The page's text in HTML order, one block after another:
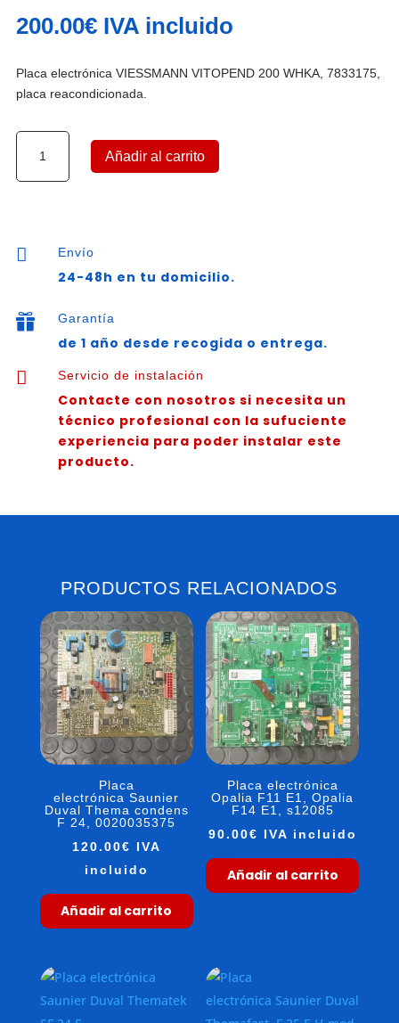
200.00€ IVA incluido
Placa electrónica VIESSMANN VITOPEND 200 WHKA, 7833175,
placa reacondicionada.
Placa
electrónica
VIESSMANN
7833175
cantidad
Añadir al carrito
 Envío
24-48h en tu domicilio.
 Garantía
de 1 año desde recogida o entrega.
 Servicio de instalación
Contacte con nosotros si necesita un
técnico profesional con la sufuciente
experiencia para poder instalar este
producto.
PRODUCTOS RELACIONADOS
Placa
electrónica Saunier
Duval Thema condens
F 24, 0020035375
120.00€ IVA
incluido
Añadir al carrito
Placa electrónica
Opalia F11 E1, Opalia
F14 E1, s12085
90.00€ IVA incluido
Añadir al carrito